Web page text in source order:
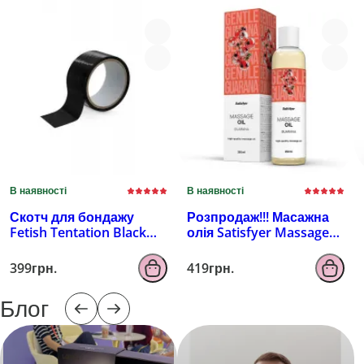
В наявності
Скотч для бондажу
Fetish Tentation Black
паковання!!!)
399грн.
В наявності
Розпродаж!!! Масажна
олія Satisfyer Massage
(термін 30.04.2027)
419грн.
Блог